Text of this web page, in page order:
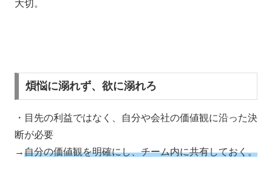
大切。
煩悩に溺れず、欲に溺れろ
・目先の利益ではなく、自分や会社の価値観に沿った決
断が必要
→自分の価値観を明確にし、チーム内に共有しておく。